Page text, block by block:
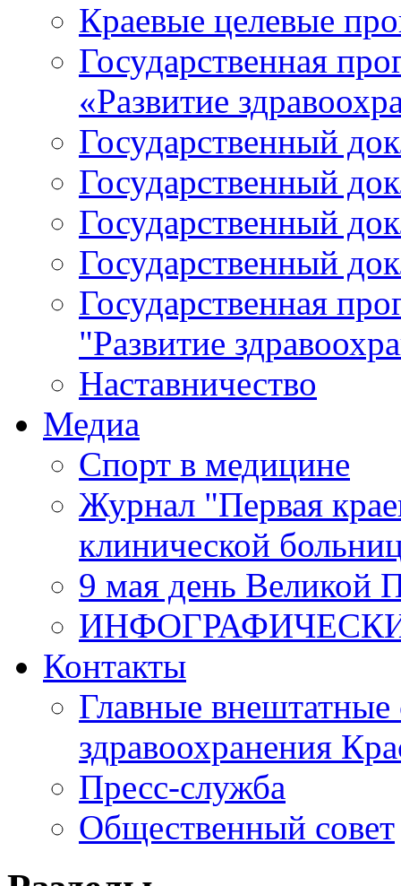
Краевые целевые
Государственная
«Развитие
Государственный
Государственный
Государственный
Государственный
Государственная
"Развитие
Наставничество
Медиа
Спорт в медицине
Журнал "Первая
клинической
9 мая день Великой
Контакты
Главные внештатные
здравоохранения
Пресс-служба
Общественный совет